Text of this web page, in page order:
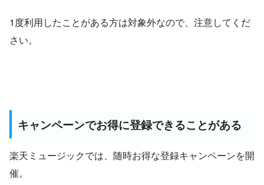
1度利用したことがある方は対象外なので、注意してくだ
さい。
キャンペーンでお得に登録できることがある
楽天ミュージックでは、随時お得な登録キャンペーンを開
催。